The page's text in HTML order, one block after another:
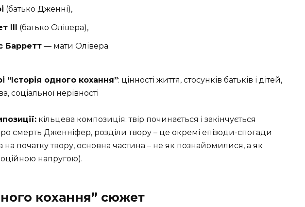
(батько Дженні),
III (батько Олівера),
Барретт — мати Олівера.
“Історія одного кохання”: цінності життя, стосунків батьків і дітей,
соціальної нерівності
кільцева композиція: твір починається і закінчується
смерть Дженніфер, розділи твору – це окремі епізоди-спогади
на початку твору, основна частина – не як познайомилися, а як
напругою).
кохання” сюжет